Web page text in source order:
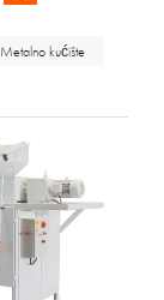
Metalno kućište